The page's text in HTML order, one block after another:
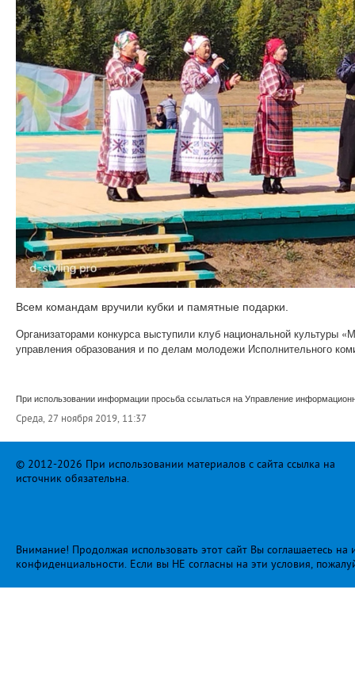
Всем командам вручили кубки и памятные подарки.
Организаторами конкурса выступили клуб национальной
управления образования и по делам молодежи Исполнительного
При использовании информации просьба ссылаться на Управление
Среда, 27 ноября 2019, 11:37
© 2012-2026 При использовании материалов с сайта ссылка на
источник обязательна.
Внимание! Продолжая использовать этот сайт Вы соглашаетесь
конфиденциальности. Если вы НЕ согласны на эти условия,